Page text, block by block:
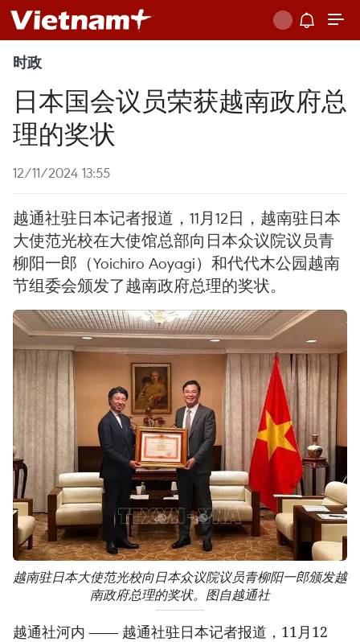
时政
日本国会议员荣获越南政府总
理的奖状
12/11/2024 13:55
越通社驻日本记者报道，11月12日，越南驻日本
大使范光校在大使馆总部向日本众议院议员青
柳阳一郎（Yoichiro Aoyagi）和代代木公园越南
节组委会颁发了越南政府总理的奖状。
越南驻日本大使范光校向日本众议院议员青柳阳一郎颁发越
南政府总理的奖状。图自越通社
越通社河内 —— 越通社驻日本记者报道，11月12